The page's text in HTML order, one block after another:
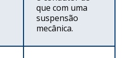
que com uma
suspensão
mecânica.